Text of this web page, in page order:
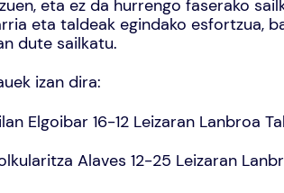
eta ez da hurrengo faserako
eta taldeak egindako esfortzua,
dute sailkatu.
izan dira:
Elgoibar 16-12 Leizaran Lanbroa
Alaves 12-25 Leizaran